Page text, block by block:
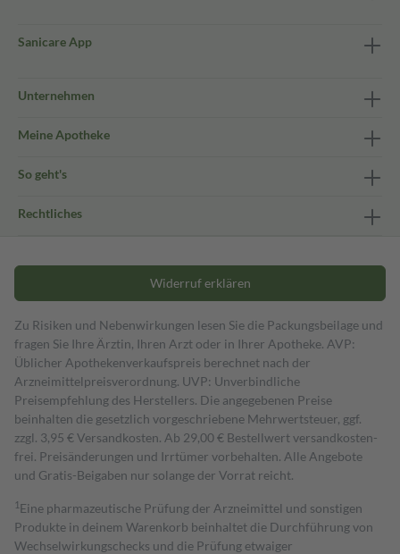
Sanicare App
Unternehmen
Meine Apotheke
So geht's
Rechtliches
Widerruf erklären
Zu Risiken und Nebenwirkungen lesen Sie die Packungsbeilage und
fragen Sie Ihre Ärztin, Ihren Arzt oder in Ihrer Apotheke. AVP:
Üblicher Apothekenverkaufspreis berechnet nach der
Arzneimittelpreisverordnung. UVP: Unverbindliche
Preisempfehlung des Herstellers. Die angegebenen Preise
beinhalten die gesetzlich vorgeschriebene Mehrwertsteuer, ggf.
zzgl. 3,95 € Versandkosten. Ab 29,00 € Bestell­wert versand­kosten­
frei. Preisänderungen und Irrtümer vorbehalten. Alle Angebote
und Gratis-Beigaben nur solange der Vorrat reicht.
1 Eine pharmazeutische Prüfung der Arzneimittel und sonstigen
Produkte in deinem Warenkorb beinhaltet die Durchführung von
Wechselwirkungschecks und die Prüfung etwaiger